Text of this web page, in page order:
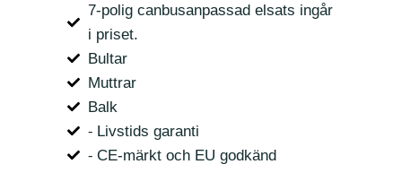
7-polig canbusanpassad elsats ingår
i priset.
Bultar
Muttrar
Balk
⁃ Livstids garanti
⁃ CE-märkt och EU godkänd